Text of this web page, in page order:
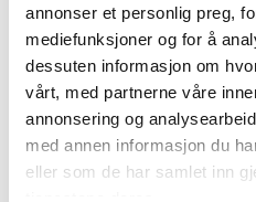
annonser et personlig preg,
mediefunksjoner og for å
dessuten informasjon om
vårt, med partnerne våre
annonsering og
med annen informasjon du
eller som de har samlet inn
laboratorium under
prosessere opp til 60
til dette måtte vi være
liten seksjon ment for 16
ansvar for flere av
våre, blant annet
produktansvarlig for hos